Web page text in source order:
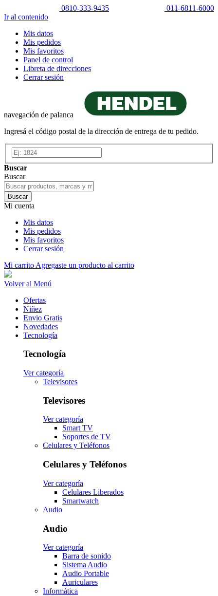
0810-333-9435
011-6811-6000
Ir al contenido
Mis datos
Mis pedidos
Mis favoritos
Panel de control
Libreta de direcciones
Cerrar sesión
navegación de palanca
Ingresá el código postal de la dirección de entrega de tu pedido.
Buscar
Buscar
Buscar
Mi cuenta
Mis datos
Mis pedidos
Mis favoritos
Cerrar sesión
Mi carrito Agregaste un producto al carrito
Volver al Menú
Ofertas
Niñez
Envio Gratis
Novedades
Tecnología
Tecnología
Ver categoría
Televisores
Televisores
Ver categoría
Smart TV
Soportes de TV
Celulares y Teléfonos
Celulares y Teléfonos
Ver categoría
Celulares Liberados
Smartwatch
Audio
Audio
Ver categoría
Barra de sonido
Sistema Audio
Audio Portable
Auriculares
Informática